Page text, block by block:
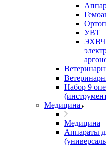
УВТ
ЭХВЧ
Набор 9
Медицина
Медицина
Аппараты